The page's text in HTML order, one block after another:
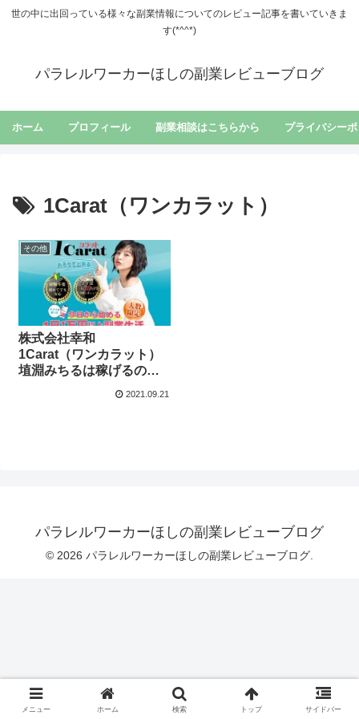
世の中に出回っている様々な副業情報についてのレビュー記事を書いていきま
す(*^^*)
パラレルワーカーほしの副業レビューブログ
ホーム プロフィール 副業相談はこちらから プライバシー
1Carat（ワンカラット）
その他
株式会社幸和
1Carat（ワンカラット）
埴淵みちるは稼げるの？
まとめてみました！
2021.09.21
パラレルワーカーほしの副業レビューブログ
© 2026 パラレルワーカーほしの副業レビューブログ.
メニュー ホーム 検索 トップ サイドバー